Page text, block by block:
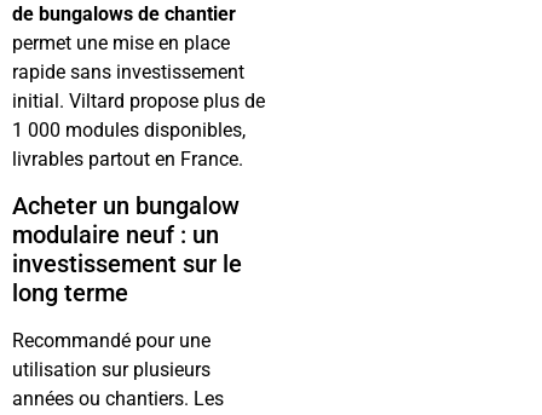
de bungalows de chantier
permet une mise en place
rapide sans investissement
initial. Viltard propose plus de
1 000 modules disponibles,
livrables partout en France.
Acheter un bungalow
modulaire neuf : un
investissement sur le
long terme
Recommandé pour une
utilisation sur plusieurs
années ou chantiers. Les